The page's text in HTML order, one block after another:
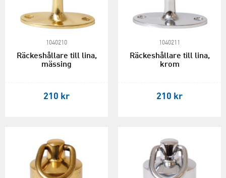
1040210
Räckeshållare till lina,
mässing
210 kr
1040211
Räckeshållare till lina,
krom
210 kr